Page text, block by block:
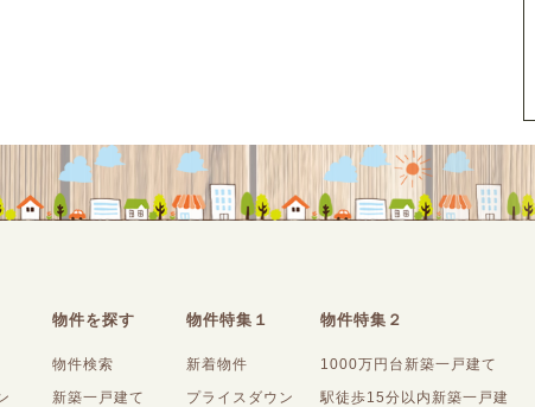
物件を探す
物件検索
新築一戸建て
物件特集１
新着物件
プライスダウン
物件特集２
1000万円台新築一戸建て
駅徒歩15分以内新築一戸建